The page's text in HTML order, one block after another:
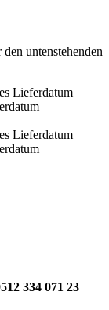
untenstehenden
Lieferdatum
Lieferdatum
334 071 23